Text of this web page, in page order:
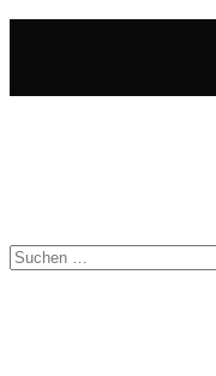
Suchen
nach: